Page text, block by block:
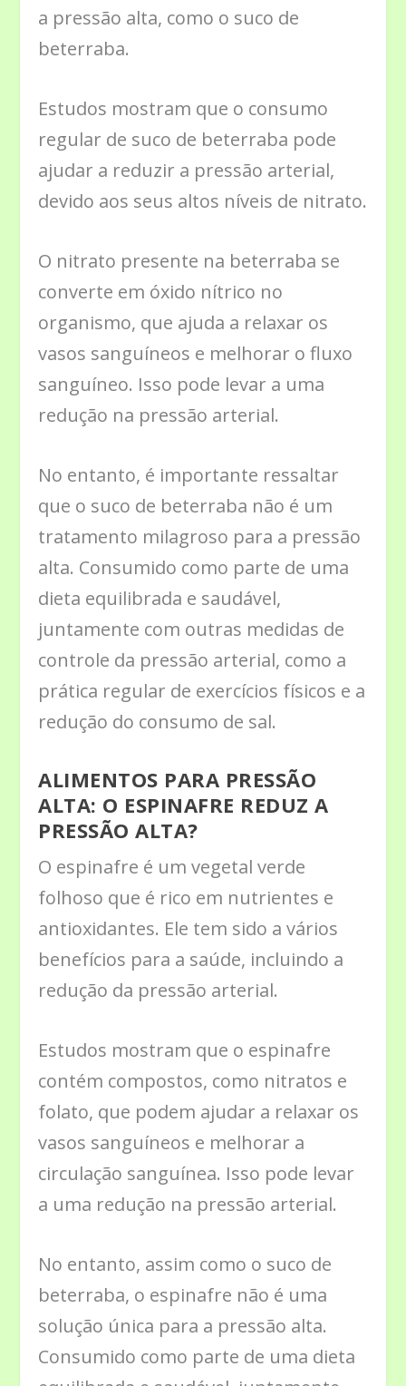
a pressão alta, como o suco de
beterraba.
Estudos mostram que o consumo
regular de suco de beterraba pode
ajudar a reduzir a pressão arterial,
devido aos seus altos níveis de nitrato.
O nitrato presente na beterraba se
converte em óxido nítrico no
organismo, que ajuda a relaxar os
vasos sanguíneos e melhorar o fluxo
sanguíneo. Isso pode levar a uma
redução na pressão arterial.
No entanto, é importante ressaltar
que o suco de beterraba não é um
tratamento milagroso para a pressão
alta. Consumido como parte de uma
dieta equilibrada e saudável,
juntamente com outras medidas de
controle da pressão arterial, como a
prática regular de exercícios físicos e a
redução do consumo de sal.
ALIMENTOS PARA PRESSÃO
ALTA: O ESPINAFRE REDUZ A
PRESSÃO ALTA?
O espinafre é um vegetal verde
folhoso que é rico em nutrientes e
antioxidantes. Ele tem sido a vários
benefícios para a saúde, incluindo a
redução da pressão arterial.
Estudos mostram que o espinafre
contém compostos, como nitratos e
folato, que podem ajudar a relaxar os
vasos sanguíneos e melhorar a
circulação sanguínea. Isso pode levar
a uma redução na pressão arterial.
No entanto, assim como o suco de
beterraba, o espinafre não é uma
solução única para a pressão alta.
Consumido como parte de uma dieta